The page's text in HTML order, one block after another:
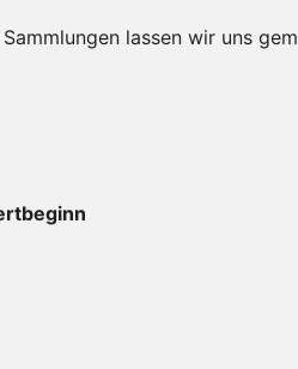
lassen wir uns